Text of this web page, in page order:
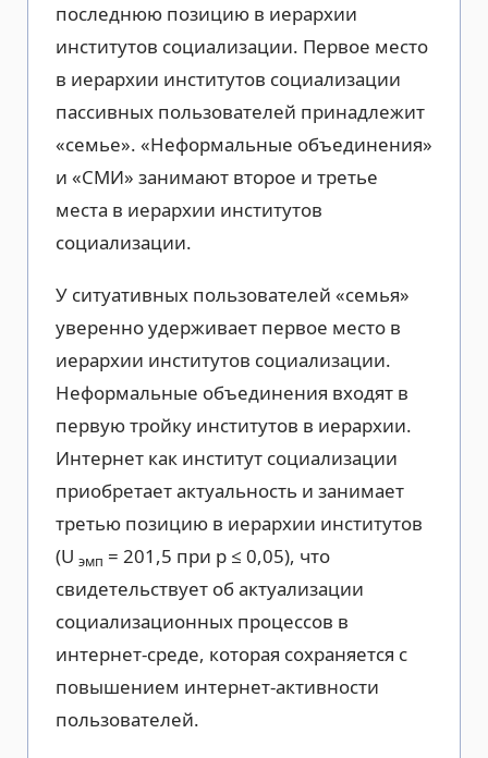
последнюю позицию в иерархии
институтов социализации. Первое место
в иерархии институтов социализации
пассивных пользователей принадлежит
«семье». «Неформальные объединения»
и «СМИ» занимают второе и третье
места в иерархии институтов
социализации.
У ситуативных пользователей «семья»
уверенно удерживает первое место в
иерархии институтов социализации.
Неформальные объединения входят в
первую тройку институтов в иерархии.
Интернет как институт социализации
приобретает актуальность и занимает
третью позицию в иерархии институтов
(U эмп = 201,5 при р ≤ 0,05), что
свидетельствует об актуализации
социализационных процессов в
интернет-среде, которая сохраняется с
повышением интернет-активности
пользователей.